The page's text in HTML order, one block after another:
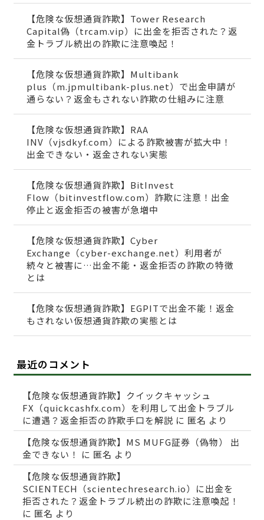
【危険な仮想通貨詐欺】Tower Research
Capital偽（trcam.vip）に出金を拒否された？返
金トラブル続出の詐欺に注意喚起！
【危険な仮想通貨詐欺】Multibank
plus（m.jpmultibank-plus.net）で出金申請が
通らない？返金もされない詐欺の仕組みに注意
【危険な仮想通貨詐欺】RAA
INV（vjsdkyf.com）による詐欺被害が拡大中！
出金できない・返金されない実態
【危険な仮想通貨詐欺】BitInvest
Flow（bitinvestflow.com）詐欺に注意！出金
停止と返金拒否の被害が急増中
【危険な仮想通貨詐欺】Cyber
Exchange（cyber-exchange.net）利用者が
続々と被害に…出金不能・返金拒否の詐欺の特徴
とは
【危険な仮想通貨詐欺】EGPITで出金不能！返金
もされない仮想通貨詐欺の実態とは
最近のコメント
【危険な仮想通貨詐欺】クイックキャッシュ
FX（quickcashfx.com）を利用して出金トラブル
に遭遇？返金拒否の詐欺手口を解説 に 匿名 より
【危険な仮想通貨詐欺】MS MUFG証券（偽物） 出
金できない！
に 匿名 より
【危険な仮想通貨詐欺】
SCIENTECH（scientechresearch.io）に出金を
拒否された？返金トラブル続出の詐欺に注意喚起！
に 匿名 より